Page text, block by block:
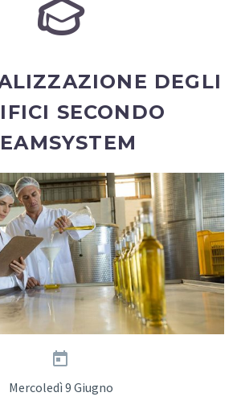
DEGLI
SECONDO


Mercoledì 9 Giugno